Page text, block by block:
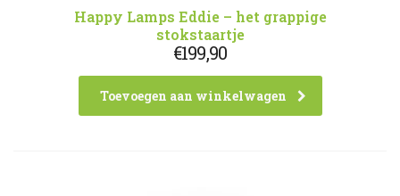
Happy Lamps Eddie – het grappige
stokstaartje
€199,90
Toevoegen aan winkelwagen